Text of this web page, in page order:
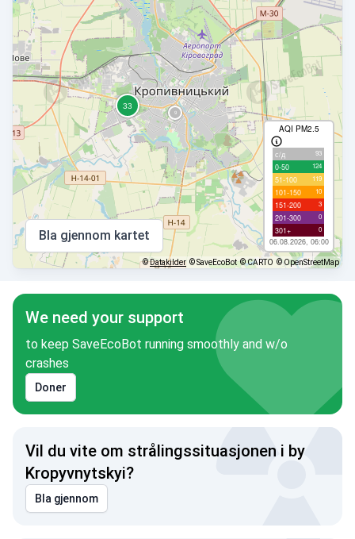
AQI PM2.5
с/д 93
0-50 124
51-100 119
101-150 10
151-200 3
201-300 0
301+ 0
06.08.2026, 06:00
Bla gjennom kartet
©Datakilder © SaveEcoBot © CARTO © OpenStreetMap
We need your support
to keep SaveEcoBot running smoothly and w/o
crashes
Doner
Vil du vite om strålingssituasjonen i by
Kropyvnytskyi?
Bla gjennom